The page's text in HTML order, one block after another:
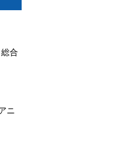
合
ニ